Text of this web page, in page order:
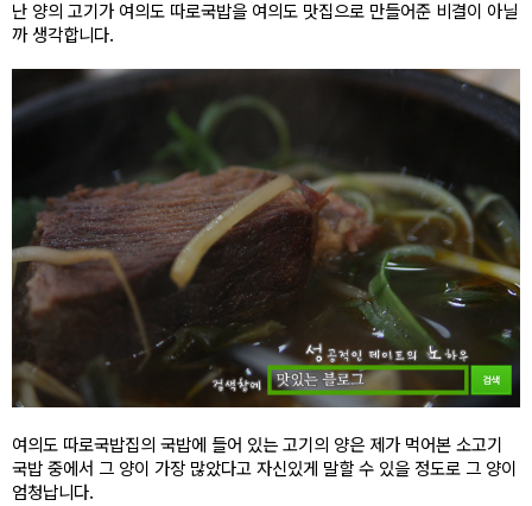
난 양의 고기가 여의도 따로국밥을 여의도 맛집으로 만들어준 비결이 아닐
까 생각합니다.
여의도 따로국밥집의 국밥에 들어 있는 고기의 양은 제가 먹어본 소고기
국밥 중에서 그 양이 가장 많았다고 자신있게 말할 수 있을 정도로 그 양이
엄청납니다.